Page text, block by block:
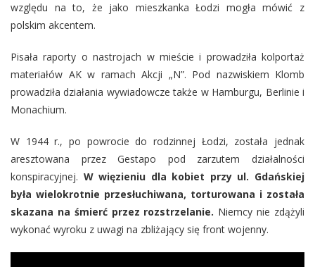
względu na to, że jako mieszkanka Łodzi mogła mówić z
polskim akcentem.
Pisała raporty o nastrojach w mieście i prowadziła kolportaż
materiałów AK w ramach Akcji „N”. Pod nazwiskiem Klomb
prowadziła działania wywiadowcze także w Hamburgu, Berlinie i
Monachium.
W 1944 r., po powrocie do rodzinnej Łodzi, została jednak
aresztowana przez Gestapo pod zarzutem działalności
konspiracyjnej. W więzieniu dla kobiet przy ul. Gdańskiej
była wielokrotnie przesłuchiwana, torturowana i została
skazana na śmierć przez rozstrzelanie. Niemcy nie zdążyli
wykonać wyroku z uwagi na zbliżający się front wojenny.